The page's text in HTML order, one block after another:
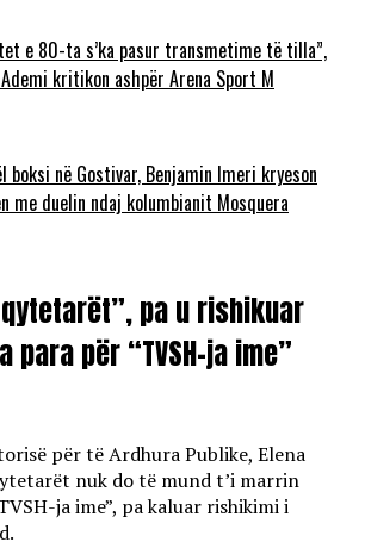
e 80-ta s’ka pasur transmetime të tilla”,
kritikon ashpër Arena Sport M
boksi në Gostivar, Benjamin Imeri kryeson
me duelin ndaj kolumbianit Mosquera
pa u rishikuar
para për “TVSH-ja ime”
për të Ardhura Publike, Elena
nuk do të mund t’i marrin
ja ime”, pa kaluar rishikimi i